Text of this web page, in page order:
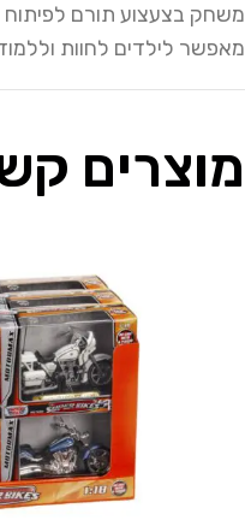
משחק בצעצוע תורם לפיתוח
מאפשר לילדים לחוות
מוצרים